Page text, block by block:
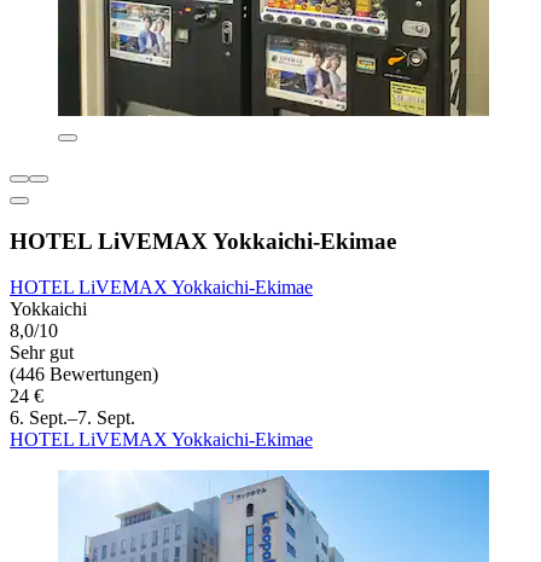
HOTEL LiVEMAX Yokkaichi-Ekimae
HOTEL LiVEMAX Yokkaichi-Ekimae
Yokkaichi
8,0/10
Sehr gut
(446 Bewertungen)
24 €
6. Sept.–7. Sept.
HOTEL LiVEMAX Yokkaichi-Ekimae